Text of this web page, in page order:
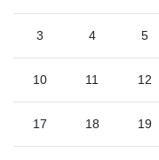
3 4 5
10 11 12
17 18 19